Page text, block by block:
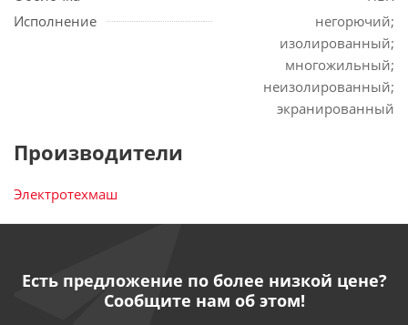
Исполнение
негорючий;
изолированный;
многожильный;
неизолированный;
экранированный
Производители
Электротехмаш
Есть предложение по более низкой цене?
Сообщите нам об этом!